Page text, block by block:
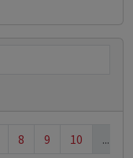
8 9 10 ...